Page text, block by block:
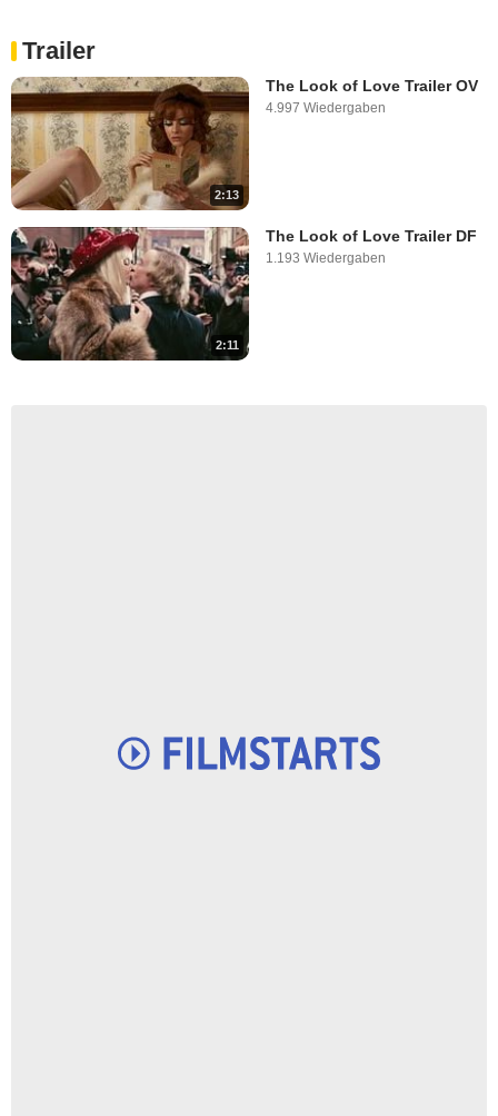
Trailer
2:13
The Look of Love Trailer OV
4.997 Wiedergaben
2:11
The Look of Love Trailer DF
1.193 Wiedergaben